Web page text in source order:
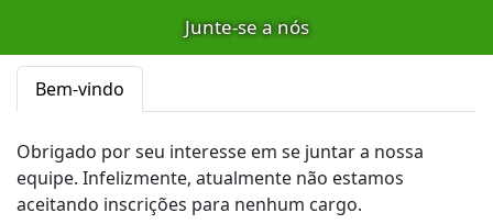
Junte-se a nós
Bem-vindo
Obrigado por seu interesse em se juntar a nossa
equipe. Infelizmente, atualmente não estamos
aceitando inscrições para nenhum cargo.